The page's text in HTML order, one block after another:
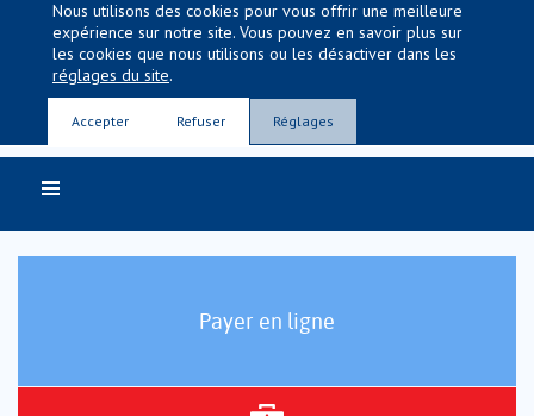
Payer en ligne
Nous utilisons des cookies pour vous offrir une meilleure
expérience sur notre site. Vous pouvez en savoir plus sur
les cookies que nous utilisons ou les désactiver dans les
réglages du site.
Accepter Refuser Réglages